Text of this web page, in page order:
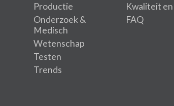
Productie
Onderzoek &
Medisch
Wetenschap
Testen
Trends
Kwaliteit
FAQ